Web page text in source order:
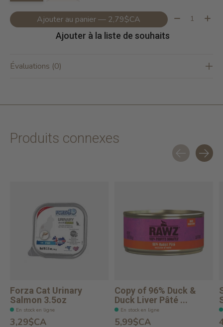
Ajouter au panier — 2,79$CA Quantité:
Ajouter à la liste de souhaits
Évaluations (0)
Produits connexes
Forza Cat Urinary
Salmon 3.5oz
En stock en ligne
3,29$CA
Copy of 96% Duck &
Duck Liver Pâté ...
En stock en ligne
5,99$CA